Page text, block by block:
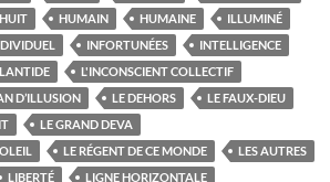
HUIT HUMAIN HUMAINE
ILLUMINÉ
INFORTUNÉES
INTELLIGENCE
L'INCONSCIENT COLLECTIF
D’ILLUSION LE DEHORS
LE FAUX-DIEU
LE GRAND DEVA
LE RÉGENT DE CE MONDE
LES AUTRES
LIBERTÉ
LIGNE HORIZONTALE